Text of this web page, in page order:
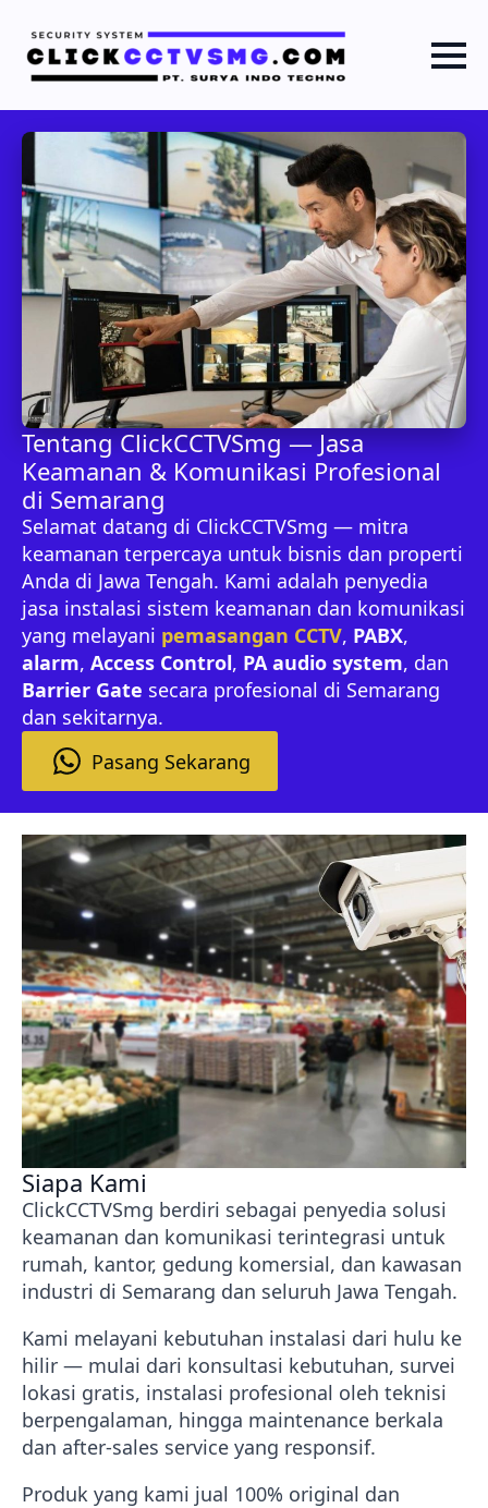
Tentang ClickCCTVSmg — Jasa
Keamanan & Komunikasi Profesional
di Semarang
Selamat datang di ClickCCTVSmg — mitra
keamanan terpercaya untuk bisnis dan properti
Anda di Jawa Tengah. Kami adalah penyedia
jasa instalasi sistem keamanan dan komunikasi
yang melayani pemasangan CCTV, PABX,
alarm, Access Control, PA audio system, dan
Barrier Gate secara profesional di Semarang
dan sekitarnya.
Pasang Sekarang
Siapa Kami
ClickCCTVSmg berdiri sebagai penyedia solusi
keamanan dan komunikasi terintegrasi untuk
rumah, kantor, gedung komersial, dan kawasan
industri di Semarang dan seluruh Jawa Tengah.
Kami melayani kebutuhan instalasi dari hulu ke
hilir — mulai dari konsultasi kebutuhan, survei
lokasi gratis, instalasi profesional oleh teknisi
berpengalaman, hingga maintenance berkala
dan after-sales service yang responsif.
Produk yang kami jual 100% original dan